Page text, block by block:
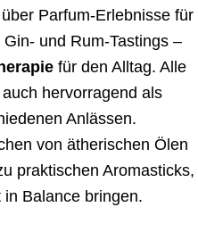
Parfum-Erlebnisse für
und Rum-Tastings –
für den Alltag. Alle
hervorragend als
Anlässen.
von ätherischen Ölen
praktischen Aromasticks,
Balance bringen.